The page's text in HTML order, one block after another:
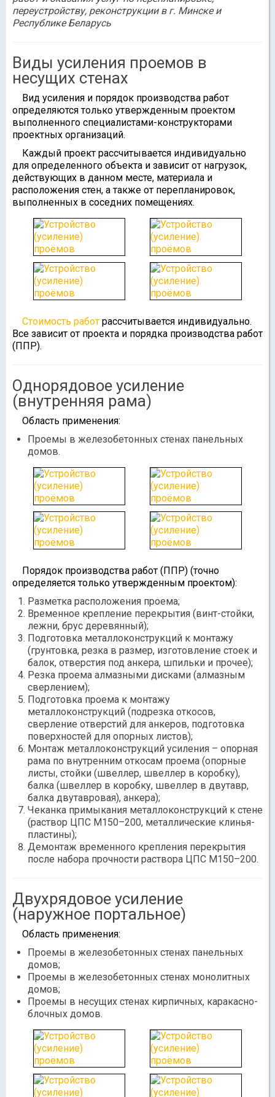
переустройству, реконструкции в г. Минске и
Республике Беларусь
Виды усиления проемов в
несущих стенах
Вид усиления и порядок производства работ
определяются только утвержденным проектом
выполненного специалистами-конструкторами
проектных организаций.
Каждый проект рассчитывается индивидуально
для определенного объекта и зависит от нагрузок,
действующих в данном месте, материала и
расположения стен, а также от перепланировок,
выполненных в соседних помещениях.
Стоимость работ рассчитывается индивидуально.
Все зависит от проекта и порядка производства работ
(ППР).
Однорядовое усиление
(внутренняя рама)
Область применения:
Проемы в железобетонных стенах панельных
домов.
Порядок производства работ (ППР) (точно
определяется только утвержденным проектом):
Разметка расположения проема;
Временное крепление перекрытия (винт-стойки,
лежни, брус деревянный);
Подготовка металлоконструкций к монтажу
(грунтовка, резка в размер, изготовление стоек и
балок, отверстия под анкера, шпильки и прочее);
Резка проема алмазными дисками (алмазным
сверлением);
Подготовка проема к монтажу
металлоконструкций (подрезка откосов,
сверление отверстий для анкеров, подготовка
поверхностей для опорных листов);
Монтаж металлоконструкций усиления – опорная
рама по внутренним откосам проема (опорные
листы, стойки (швеллер, швеллер в коробку),
балка (швеллер в коробку, швеллер в двутавр,
балка двутавровая), анкера);
Чеканка примыкания металлоконструкций к стене
(раствор ЦПС М150–200, металлические клинья-
пластины);
Демонтаж временного крепления перекрытия
после набора прочности раствора ЦПС М150–200.
Двухрядовое усиление
(наружное портальное)
Область применения:
Проемы в железобетонных стенах панельных
домов;
Проемы в железобетонных стенах монолитных
домов;
Проемы в несущих стенах кирпичных, каракасно-
блочных домов.